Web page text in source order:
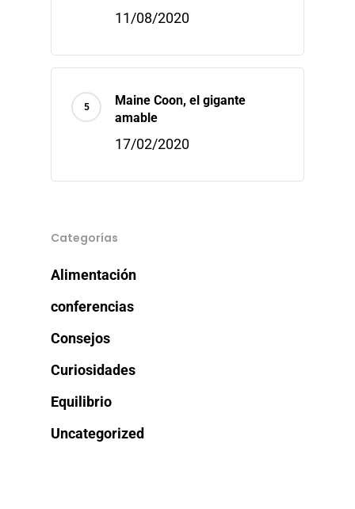
11/08/2020
Maine Coon, el gigante
amable
17/02/2020
Categorías
Alimentación
conferencias
Consejos
Curiosidades
Equilibrio
Uncategorized
Contacto